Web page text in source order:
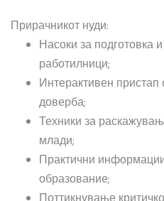
Прирачникот нуди:
Насоки за подготовка
работилници;
Интерактивен пристап
доверба;
Техники за
млади;
Практични
образование;